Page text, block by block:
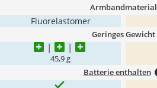
Armbandmaterial
Fluorelastomer
Geringes Gewicht
45,9 g
Batterie enthalten